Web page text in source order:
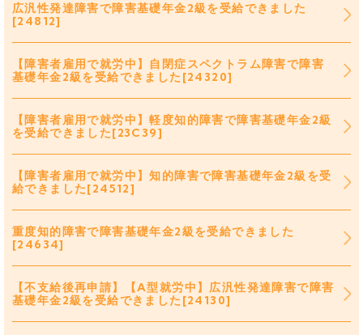
広汎性発達障害で障害基礎年金2級を受給できました
[24812]
【障害者雇用で就労中】自閉症スペクトラム障害で障害
基礎年金2級を受給できました[24320]
【障害者雇用で就労中】軽度知的障害で障害基礎年金2級
を受給できました[23C39]
【障害者雇用で就労中】知的障害で障害基礎年金2級を受
給できました[24512]
重度知的障害で障害基礎年金2級を受給できました
[24634]
【不支給後再申請】【A型就労中】広汎性発達障害で障害
基礎年金2級を受給できました[24130]